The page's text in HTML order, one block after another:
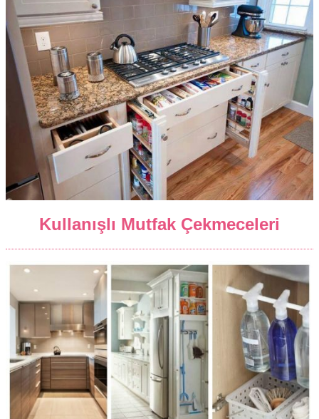
Kullanışlı Mutfak Çekmeceleri